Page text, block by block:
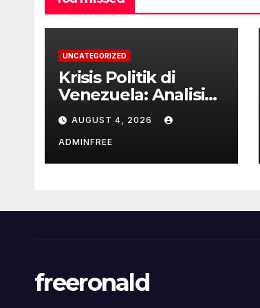
UNCATEGORIZED
Krisis Politik di
Venezuela: Analisis
Terkini
AUGUST 4, 2026
ADMINFREE
freeronald